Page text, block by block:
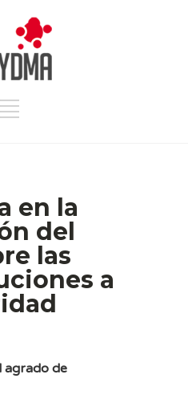
en la
del
las
a
agrado de